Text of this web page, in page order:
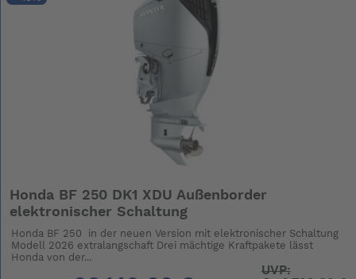
Honda BF 250 DK1 XDU Außenborder
elektronischer Schaltung
Honda BF 250 in der neuen Version mit elektronischer Schaltung
Modell 2026 extralangschaft Drei mächtige Kraftpakete lässt
Honda von der...
UVP: